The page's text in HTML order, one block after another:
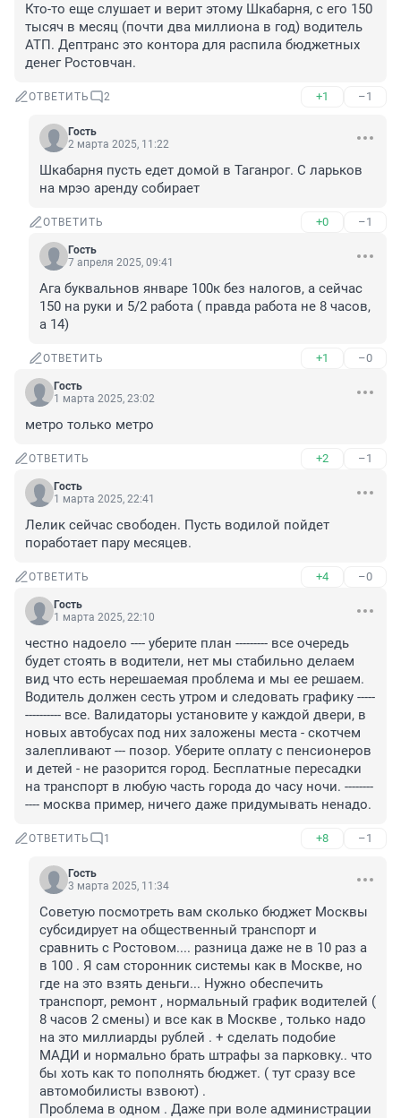
Кто-то еще слушает и верит этому Шкабарня, с его 150
тысяч в месяц (почти два миллиона в год) водитель
АТП. Дептранс это контора для распила бюджетных
денег Ростовчан.
ОТВЕТИТЬ 2 +1 –1
Гость
2 марта 2025, 11:22
Шкабарня пусть едет домой в Таганрог. С ларьков
на мрэо аренду собирает
ОТВЕТИТЬ +0 –1
Гость
7 апреля 2025, 09:41
Ага буквальнов январе 100к без налогов, а сейчас
150 на руки и 5/2 работа ( правда работа не 8 часов,
а 14)
ОТВЕТИТЬ +1 –0
Гость
1 марта 2025, 23:02
метро только метро
ОТВЕТИТЬ +2 –1
Гость
1 марта 2025, 22:41
Лелик сейчас свободен. Пусть водилой пойдет
поработает пару месяцев.
ОТВЕТИТЬ +4 –0
Гость
1 марта 2025, 22:10
честно надоело ---- уберите план --------- все очередь
будет стоять в водители, нет мы стабильно делаем
вид что есть нерешаемая проблема и мы ее решаем.
Водитель должен сесть утром и следовать графику -----
---------- все. Валидаторы установите у каждой двери, в
новых автобусах под них заложены места - скотчем
залепливают --- позор. Уберите оплату с пенсионеров
и детей - не разорится город. Бесплатные пересадки
на транспорт в любую часть города до часу ночи. --------
---- москва пример, ничего даже придумывать ненадо.
ОТВЕТИТЬ 1 +8 –1
Гость
3 марта 2025, 11:34
Советую посмотреть вам сколько бюджет Москвы
субсидирует на общественный транспорт и
сравнить с Ростовом.... разница даже не в 10 раз а
в 100 . Я сам сторонник системы как в Москве, но
где на это взять деньги... Нужно обеспечить
транспорт, ремонт , нормальный график водителей (
8 часов 2 смены) и все как в Москве , только надо
на это миллиарды рублей . + сделать подобие
МАДИ и нормально брать штрафы за парковку.. что
бы хоть как то пополнять бюджет. ( тут сразу все
автомобилисты взвоют) .
Проблема в одном . Даже при воле администрации